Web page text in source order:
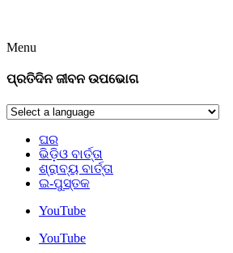
Menu
ପ୍ରତିଦିନ ଜୀବନ ଉପଭୋଗ
ଘର
ଭିଡ଼ିଓ ବାର୍ତ୍ତା
ଶ୍ରାବ୍ୟ ବାର୍ତ୍ତା
ଇ-ପୁସ୍ତକ
YouTube
YouTube